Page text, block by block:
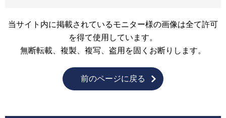
当サイト内に掲載されているモニター様の画像は全て許可
を得て使用しています。
無断転載、複製、複写、盗用を固くお断りします。
前のページに戻る